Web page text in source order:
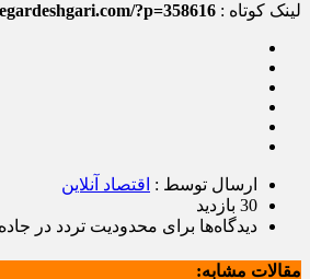
لینک کوتاه : ?p=358616
ارسال توسط : اقتصاد آنلاین
30 بازدید
دیدگاه‌ها برای محدودیت تردد در
مقالات مشابه: